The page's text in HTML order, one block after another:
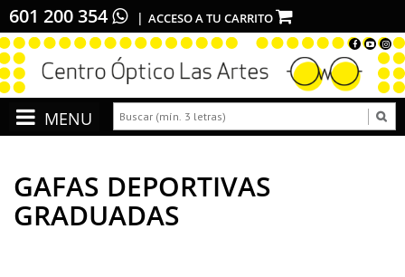
601 200 354 ACCESO A TU CARRITO
GAFAS DEPORTIVAS
GRADUADAS